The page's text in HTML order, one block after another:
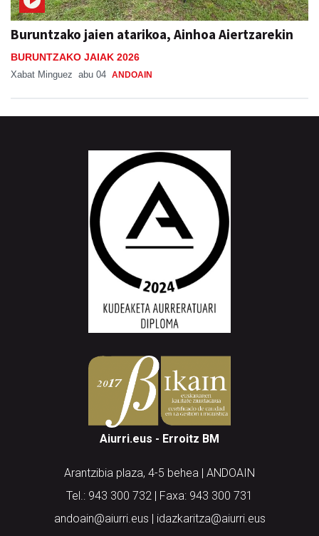
Buruntzako jaien atarikoa, Ainhoa Aiertzarekin
BURUNTZAKO JAIAK 2026
Xabat Minguez abu 04 ANDOAIN
Aiurri.eus - Erroitz BM
Arantzibia plaza, 4-5 behea | ANDOAIN
Tel.: 943 300 732 | Faxa: 943 300 731
andoain@aiurri.eus | idazkaritza@aiurri.eus